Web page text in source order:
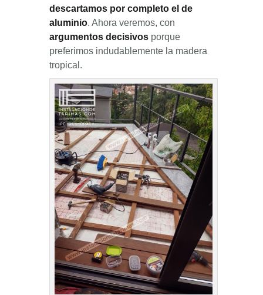
descartamos por completo el de
aluminio. Ahora veremos, con
argumentos decisivos porque
preferimos indudablemente la madera
tropical.